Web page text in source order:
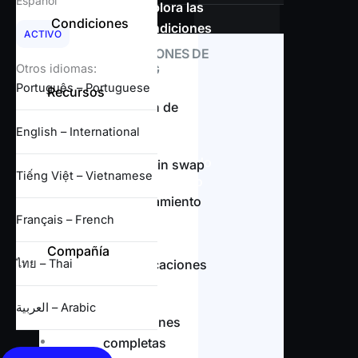
Explora las
condiciones
Recursos
Perspectiva semanal
Comentario de mercado
Calendario económico
Noticias y análisis
Compañía
Sobre nosotros
Noticias
Documentación legal
Protección del cliente
Condiciones
CONDICIONES DE
TRADING
Resumen de
spreads
Cuenta sin swap
Apalancamiento
Especificaciones
de CFD
Condiciones
completas
ACTIVO
Otros idiomas:
Português – Portuguese
English – International
Tiếng Việt – Vietnamese
Français – French
ไทย – Thai
العربية – Arabic